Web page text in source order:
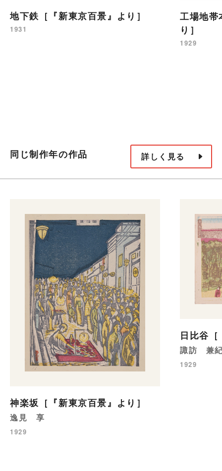
地下鉄［『新東京百景』より］
1931
工場地帯
り］
1929
同じ制作年の作品 詳しく見る
神楽坂［『新東京百景』より］
逸見 享
1929
日比谷
諏訪 兼
1929